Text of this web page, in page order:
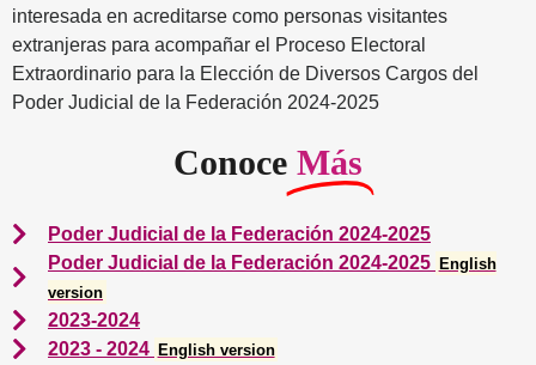
interesada en acreditarse como personas visitantes
extranjeras para acompañar el Proceso Electoral
Extraordinario para la Elección de Diversos Cargos del
Poder Judicial de la Federación 2024-2025
Conoce Más
Poder Judicial de la Federación 2024-2025
Poder Judicial de la Federación 2024-2025 English
version
2023-2024
2023 - 2024 English version